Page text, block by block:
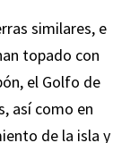
similares, e
topado con
el Golfo de
así como en
de la isla y